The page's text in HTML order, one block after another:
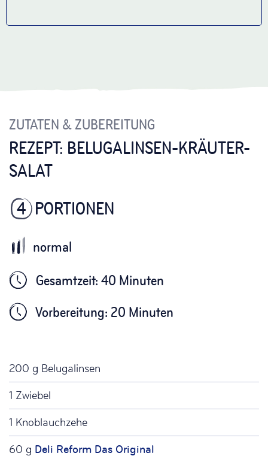
ZUTATEN & ZUBEREITUNG
REZEPT: BELUGALINSEN-KRÄUTER-
SALAT
4 PORTIONEN
Gesamtzeit: 40 Minuten
Vorbereitung: 20 Minuten
200 g Belugalinsen
1 Zwiebel
1 Knoblauchzehe
60 g Deli Reform Das Original